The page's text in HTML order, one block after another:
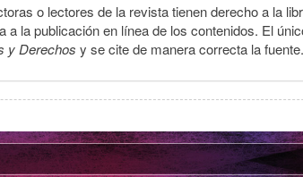
o lectores de la revista tienen derecho a la
a la publicación en línea de los contenidos. El
y Derechos y se cite de manera correcta la fuente.